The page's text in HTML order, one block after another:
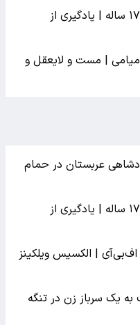
رسوایی جنسی معلم زن با شاگرد ۱۷ ساله | یادگیری از
| مست و لایعقل و
عربستان در حمام
رسوایی جنسی معلم زن با شاگرد ۱۷ ساله | یادگیری از
| الکسیس ویلکینز
یک سرباز زن در تنگه